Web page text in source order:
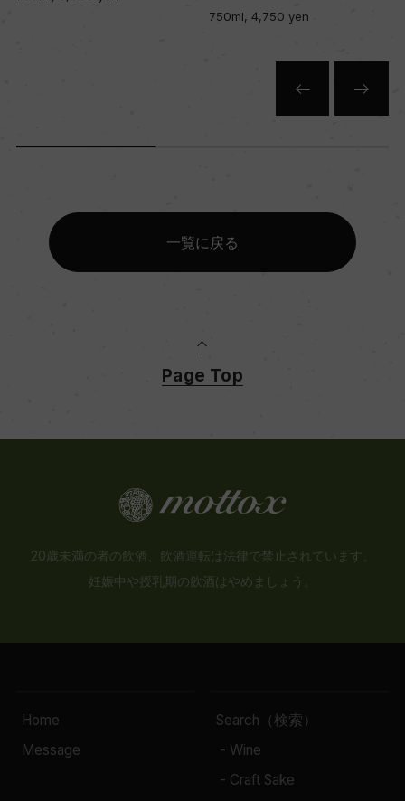
750ml, 4,200 yen
一覧に戻る
Page Top
20歳未満の者の飲酒、飲酒運転は法律で禁止されています。
妊娠中や授乳期の飲酒はやめましょう。
Home
Message
Search（検索）
- Wine
- Craft Sake